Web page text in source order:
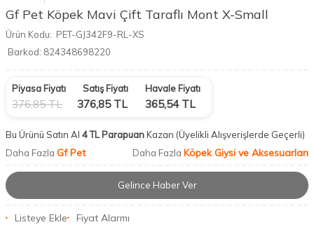
Gf Pet Köpek Mavi Çift Taraflı Mont X-Small
Ürün Kodu: PET-GJ342F9-RL-XS
Barkod: 824348698220
Piyasa Fiyatı
376,85TL
Satış Fiyatı
376,85TL
Havale Fiyatı
365,54TL
Bu Ürünü Satın Al 4 TL ParapuanKazan (Üyelikli Alışverişlerde Geçerli)
Daha Fazla Gf Pet Daha Fazla Köpek Giysi ve Aksesuarları
Gelince Haber Ver
Listeye Ekle Fiyat Alarmı